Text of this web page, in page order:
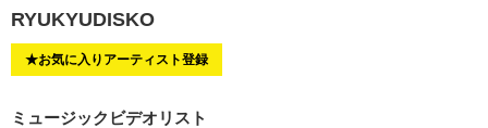
RYUKYUDISKO
★お気に入りアーティスト登録
ミュージックビデオリスト